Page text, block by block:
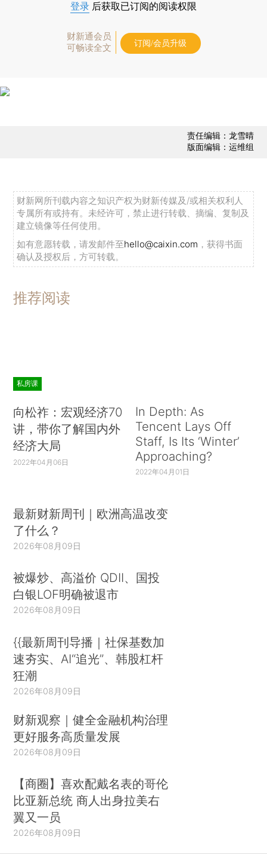
登录 后获取已订阅的阅读权限
财新通会员
可畅读全文
订阅/会员升级
责任编辑：龙雪晴
版面编辑：运维组
财新网所刊载内容之知识产权为财新传媒及/或相关权利人
专属所有或持有。未经许可，禁止进行转载、摘编、复制及
建立镜像等任何使用。
如有意愿转载，请发邮件至hello@caixin.com ，获得书面
确认及授权后，方可转载。
推荐阅读
私房课
向松祚：宏观经济70
讲，带你了解国内外
经济大局
2022年04月06日
In Depth: As
Tencent Lays Off
Staff, Is Its ‘Winter’
Approaching?
2022年04月01日
最新财新周刊｜欧洲高温改变
了什么？
2026年08月09日
被爆炒、高溢价 QDII、国投
白银LOF明确被退市
2026年08月09日
{{最新周刊导播｜社保基数加
速夯实、AI“追光”、韩股杠杆
狂潮
2026年08月09日
财新观察｜健全金融机构治理
更好服务高质量发展
2026年08月09日
【商圈】喜欢配戴名表的哥伦
比亚新总统 商人出身拉美右
翼又一员
2026年08月09日